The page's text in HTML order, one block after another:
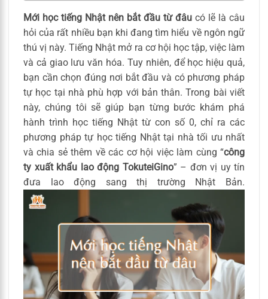
Mới học tiếng Nhật nên bắt đầu từ đâu có lẽ là câu
hỏi của rất nhiều bạn khi đang tìm hiểu về ngôn ngữ
thú vị này. Tiếng Nhật mở ra cơ hội học tập, việc làm
và cả giao lưu văn hóa. Tuy nhiên, để học hiệu quả,
bạn cần chọn đúng nơi bắt đầu và có phương pháp
tự học tại nhà phù hợp với bản thân. Trong bài viết
này, chúng tôi sẽ giúp bạn từng bước khám phá
hành trình học tiếng Nhật từ con số 0, chỉ ra các
phương pháp tự học tiếng Nhật tại nhà tối ưu nhất
và chia sẻ thêm về các cơ hội việc làm cùng “công
ty xuất khẩu lao động TokuteiGino” – đơn vị uy tín
đưa lao động sang thị trường Nhật Bản.